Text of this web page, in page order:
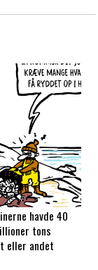
havde 40
tons
eller andet